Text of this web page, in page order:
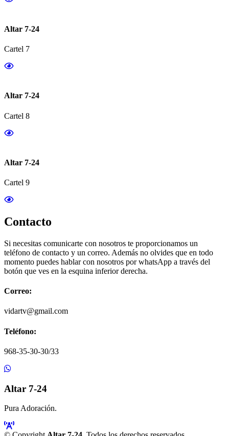
Altar 7-24
Cartel 7
Altar 7-24
Cartel 8
Altar 7-24
Cartel 9
Contacto
Si necesitas comunicarte con nosotros te proporcionamos un
teléfono de contacto y un correo. Además no olvides que en todo
momento puedes hablar con nosotros por whatsApp a través del
botón que ves en la esquina inferior derecha.
Correo:
vidartv@gmail.com
Teléfono:
968-35-30-30/33
Altar 7-24
Pura Adoración.